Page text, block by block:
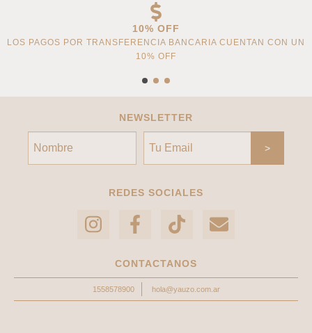
10% OFF
LOS PAGOS POR TRANSFERENCIA BANCARIA CUENTAN CON UN
10% OFF
NEWSLETTER
REDES SOCIALES
CONTACTANOS
1558578900 hola@yauzo.com.ar